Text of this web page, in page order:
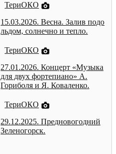
ТериОКО
15.03.2026. Весна. Залив подо
льдом, солнечно и тепло.
ТериОКО
27.01.2026. Концерт «Музыка
для двух фортепиано» А.
Гориболя и Я. Коваленко.
ТериОКО
29.12.2025. Предновогодний
Зеленогорск.